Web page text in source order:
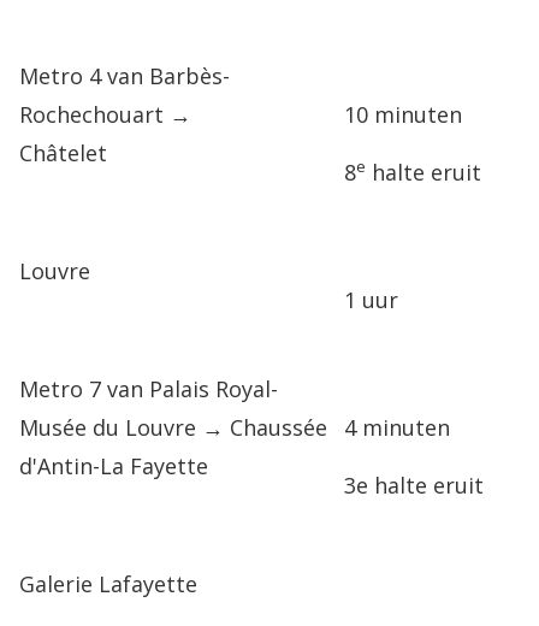
Metro 4 van Barbès-
Rochechouart →
Châtelet
10 minuten
8e halte eruit
Louvre
1 uur
Metro 7 van Palais Royal-
Musée du Louvre → Chaussée
d'Antin-La Fayette
4 minuten
3e halte eruit
Galerie Lafayette